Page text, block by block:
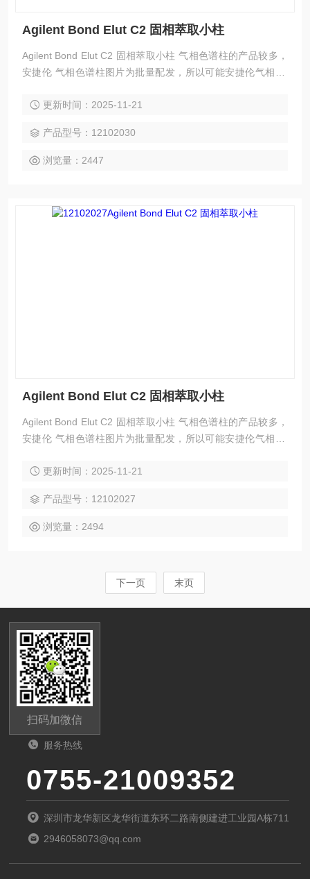
Agilent Bond Elut C2 固相萃取小柱
Agilent Bond Elut C2 固相萃取小柱 气相色谱柱的产品较多，
安捷伦 气相色谱柱图片为批量配发，所以可能安捷伦气相 色
更新时间：2025-11-21
产品型号：12102030
浏览量：2447
Agilent Bond Elut C2 固相萃取小柱
Agilent Bond Elut C2 固相萃取小柱 气相色谱柱的产品较多，
安捷伦 气相色谱柱图片为批量配发，所以可能安捷伦气相 色
更新时间：2025-11-21
产品型号：12102027
浏览量：2494
下一页 末页
扫码加微信
服务热线
0755-21009352
深圳市龙华新区龙华街道东环二路南侧建进工业园A栋711
2946058073@qq.com